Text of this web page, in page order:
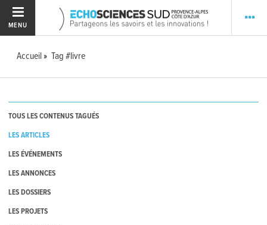
MENU
Accueil Tag #livre
TOUS LES CONTENUS TAGUÉS
LES ARTICLES
LES ÉVÉNEMENTS
LES ANNONCES
LES DOSSIERS
LES PROJETS